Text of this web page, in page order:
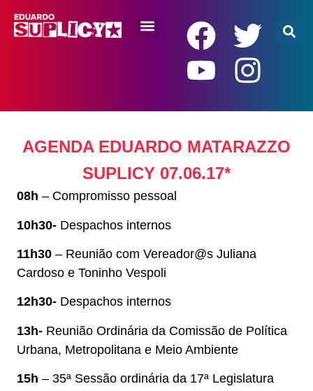
AGENDA EDUARDO MATARAZZO
SUPLICY 07.06.17*
08h – Compromisso pessoal
10h30- Despachos internos
11h30 – Reunião com Vereador@s Juliana
Cardoso e Toninho Vespoli
12h30- Despachos internos
13h- Reunião Ordinária da Comissão de Política
Urbana, Metropolitana e Meio Ambiente
15h – 35ª Sessão ordinária da 17ª Legislatura